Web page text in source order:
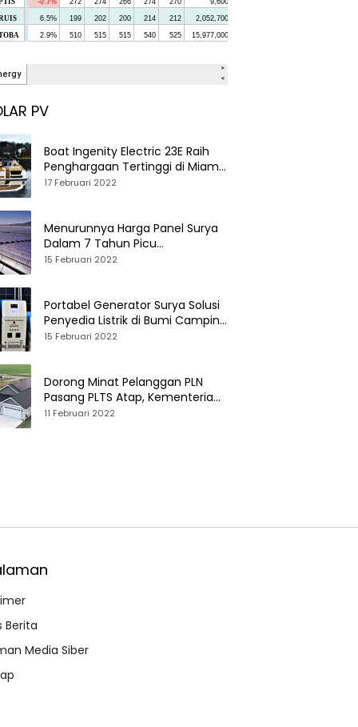
PV
Boat Ingenity Electric 23E Raih
Penghargaan Tertinggi di Miami
International Boat Show
17 Februari 2022
Menurunnya Harga Panel Surya
Dalam 7 Tahun Picu
Tumbuhnya PLTS Global
15 Februari 2022
Portabel Generator Surya Solusi
Penyedia Listrik di Bumi Camping
dan Perkemahan
15 Februari 2022
Dorong Minat Pelanggan PLN
Pasang PLTS Atap, Kementerian
ESDM Luncurkan Paket Hibah SEF
11 Februari 2022
Berita
Media Siber